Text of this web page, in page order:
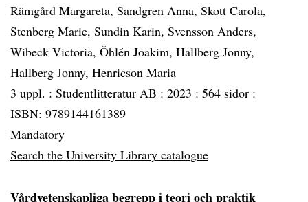
Rämgård Margareta, Sandgren Anna, Skott Carola,
Stenberg Marie, Sundin Karin, Svensson Anders,
Wibeck Victoria, Öhlén Joakim, Hallberg Jonny,
Hallberg Jonny, Henricson Maria
3 uppl. : Studentlitteratur AB : 2023 : 564 sidor :
ISBN: 9789144161389
Mandatory
Search the University Library catalogue
Vårdvetenskapliga begrepp i teori och praktik